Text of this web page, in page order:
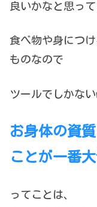
良いかなと思っ
食べ物や身につ
ものなので
ツールでしかない
お身体の資
ことが一番大
ってことは、